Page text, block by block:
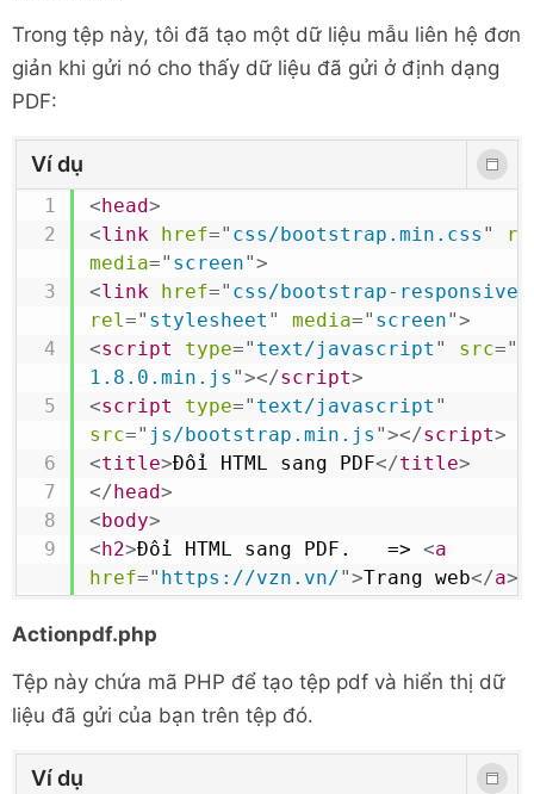
Trong tệp này, tôi đã tạo một dữ liệu mẫu liên hệ đơn
giản khi gửi nó cho thấy dữ liệu đã gửi ở định dạng
PDF:
Ví dụ
<head>
<link href=" css/bootstrap.min.css "
media=" screen">
<link href=" css/bootstrap-
rel=" stylesheet " media=" screen">
<script type=" text/javascript " src="
1.8.0.min.js "></script>
<script type=" text/javascript "
src=" js/bootstrap.min.js "></script>
<title>Đổi HTML sang PDF</title>
</head>
<body>
<h2>Đổi HTML sang PDF.   => <a
href=" https://vzn.vn/">Trang web</a>
<div class
action =" actionpdf.php" method= "post
< legend> Nhập dữ liệu in
PDF</legend>
control-group ">
Actionpdf.php
Tệp này chứa mã PHP để tạo tệp pdf và hiển thị dữ
liệu đã gửi của bạn trên tệp đó.
Ví dụ